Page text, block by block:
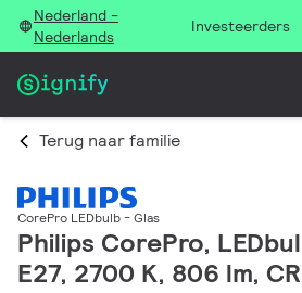
Nederland -
Nederlands
Investeerders
Terug naar familie
CorePro LEDbulb - Glas
Philips CorePro,
E27, 2700 K, 806 lm,